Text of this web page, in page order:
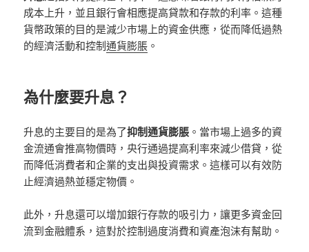
成本上升，並且銀行會相應提高貸款和存款的利率。這種
貨幣政策的目的是減少市場上的資金供應，從而降低過熱
的經濟活動和控制通貨膨脹 。
為什麼要升息？
升息的主要目的是為了抑制通貨膨脹 。當市場上過多的資
金流通會推高物價時，央行通過提高利率來減少借貸，從
而降低消費者和企業的支出與投資需求。這樣可以有效防
止經濟過熱並穩定物價。
此外，升息還可以增加銀行存款的吸引力，讓更多資金回
流到金融體系，這對於控制過度消費和資產泡沫有幫助。